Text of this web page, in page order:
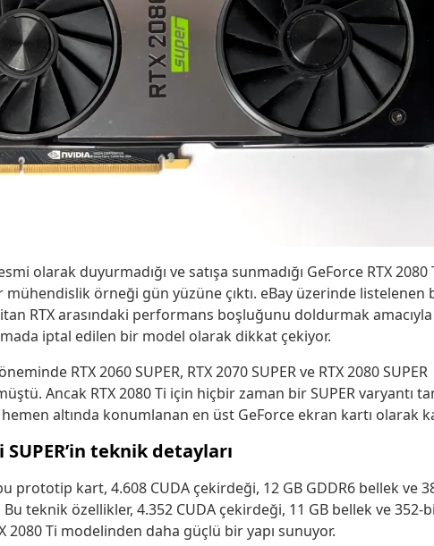
olarak duyurmadığı ve satışa sunmadığı GeForce RTX 2080
örneği gün yüzüne çıktı. eBay üzerinde listelenen
RTX arasındaki performans boşluğunu doldurmak amacıyla
iptal edilen bir model olarak dikkat çekiyor.
RTX 2060 SUPER, RTX 2070 SUPER ve RTX 2080 SUPER
Ancak RTX 2080 Ti için hiçbir zaman bir SUPER varyantı
altında konumlanan en üst GeForce ekran kartı olarak
SUPER’in teknik detayları
prototip kart, 4.608 CUDA çekirdeği, 12 GB GDDR6 bellek ve
teknik özellikler, 4.352 CUDA çekirdeği, 11 GB bellek ve 352-
2080 Ti modelinden daha güçlü bir yapı sunuyor.